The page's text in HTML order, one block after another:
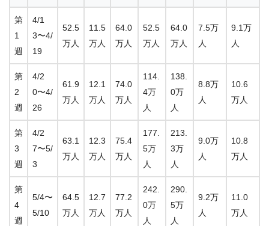
第
1
週
4/1
3〜4/
19
52.5
万人
11.5
万人
64.0
万人
52.5
万人
64.0
万人
7.5万
人
9.1万
人
第
2
週
4/2
0〜4/
26
61.9
万人
12.1
万人
74.0
万人
114.
4万
人
138.
0万
人
8.8万
人
10.6
万人
第
3
週
4/2
7〜5/
3
63.1
万人
12.3
万人
75.4
万人
177.
5万
人
213.
3万
人
9.0万
人
10.8
万人
第
4
週
5/4〜
5/10
64.5
万人
12.7
万人
77.2
万人
242.
0万
人
290.
5万
人
9.2万
人
11.0
万人